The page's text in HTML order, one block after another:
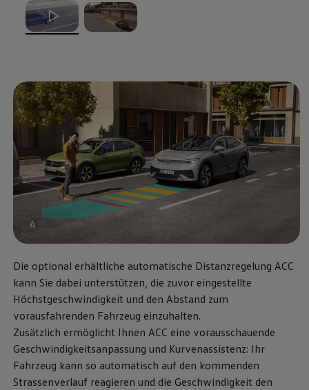
Volkswagen Blog
, 1 von 2
4
Die optional erhältliche automatische Distanzregelung ACC
kann Sie dabei unterstützen, die zuvor eingestellte
Höchstgeschwindigkeit und den Abstand zum
vorausfahrenden Fahrzeug einzuhalten.
Zusätzlich ermöglicht Ihnen ACC eine vorausschauende
Geschwindigkeitsanpassung und Kurvenassistenz: Ihr
Fahrzeug kann so automatisch auf den kommenden
Strassenverlauf reagieren und die Geschwindigkeit den